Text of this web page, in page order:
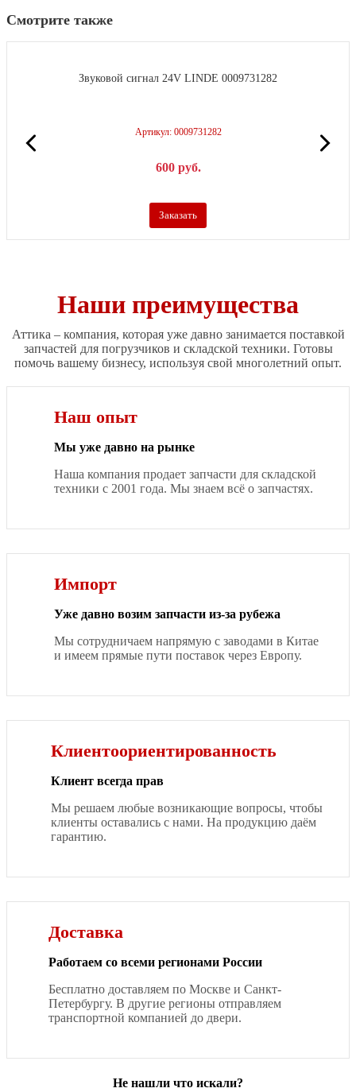
Смотрите также
Звуковой сигнал 24V LINDE 0009731282
Артикул: 0009731282
600 руб.
Заказать
Наши преимущества
Аттика – компания, которая уже давно занимается поставкой
запчастей для погрузчиков и складской техники. Готовы
помочь вашему бизнесу, используя свой многолетний опыт.
Наш опыт
Мы уже давно на рынке
Наша компания продает запчасти для складской
техники с 2001 года. Мы знаем всё о запчастях.
Импорт
Уже давно возим запчасти из-за рубежа
Мы сотрудничаем напрямую с заводами в Китае
и имеем прямые пути поставок через Европу.
Клиентоориентированность
Клиент всегда прав
Мы решаем любые возникающие вопросы, чтобы
клиенты оставались с нами. На продукцию даём
гарантию.
Доставка
Работаем со всеми регионами России
Бесплатно доставляем по Москве и Санкт-
Петербургу. В другие регионы отправляем
транспортной компанией до двери.
Не нашли что искали?